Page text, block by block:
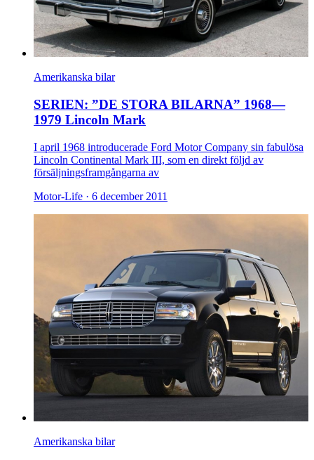
Amerikanska bilar
SERIEN: ”DE STORA BILARNA” 1968—
1979 Lincoln Mark
I april 1968 introducerade Ford Motor Company sin fabulösa
Lincoln Continental Mark III, som en direkt följd av
försäljningsframgångarna av
Motor-Life · 6 december 2011
Amerikanska bilar